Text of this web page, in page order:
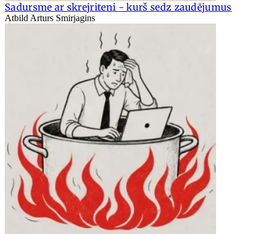
Sadursme ar skrejriteni - kurš sedz zaudējumus
Atbild Arturs Smirjagins